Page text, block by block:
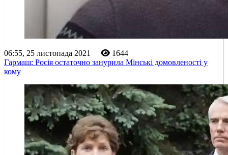
06:55, 25 листопада 2021
1644
Гармаш: Росія остаточно занурила Мінські домовленості у
кому